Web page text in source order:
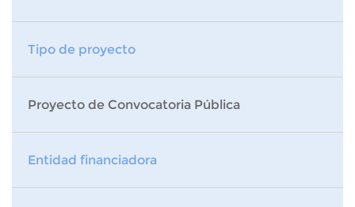
Tipo de proyecto
Proyecto de Convocatoria Pública
Entidad financiadora